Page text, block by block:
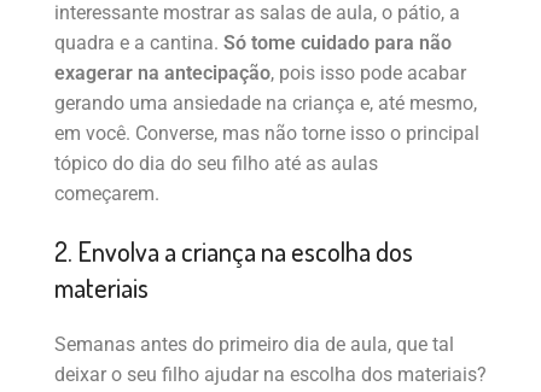
interessante mostrar as salas de aula, o pátio, a
quadra e a cantina. Só tome cuidado para não
exagerar na antecipação, pois isso pode acabar
gerando uma ansiedade na criança e, até mesmo,
em você. Converse, mas não torne isso o principal
tópico do dia do seu filho até as aulas
começarem.
2. Envolva a criança na escolha dos
materiais
Semanas antes do primeiro dia de aula, que tal
deixar o seu filho ajudar na escolha dos materiais?